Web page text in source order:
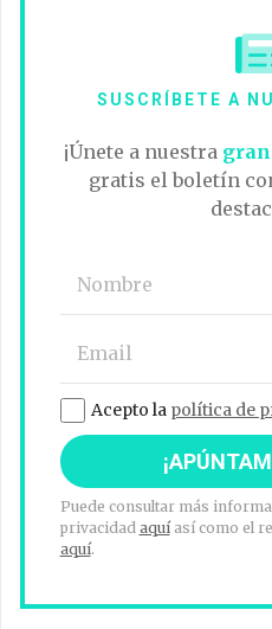
SUSCRÍBETE A
¡Únete a nuestra
gratis el boletín
Acepto la política de
Puede consultar más
privacidad aquíasí como el
aquí.